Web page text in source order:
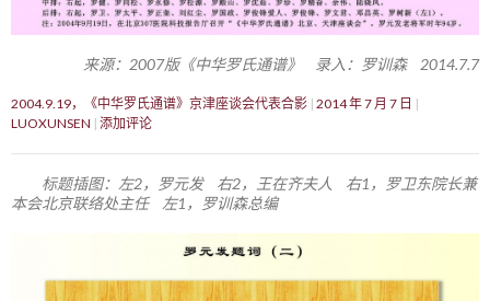
来源：2007版《中华罗氏通谱》 录入：罗训森 2014.7.7
2004.9.19，《中华罗氏通谱》京津座谈会代表合影 2014 年 7 月 7 日
LUOXUNSEN 添加评论
标题插图：左2，罗元发 右2，王在齐夫人 右1，罗卫东院长兼
本会北京联络处主任 左1，罗训森总编